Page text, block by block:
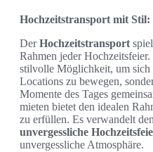
Hochzeitstransport mit Stil:
DerHochzeitstransport
Rahmen jeder
stilvolle Möglichkeit, um sich
Locations zu bewegen,
Momente des Tages
mieten bietet den idealen
zu erfüllen. Es verwandelt
unvergessliche
unvergessliche Atmosphäre.